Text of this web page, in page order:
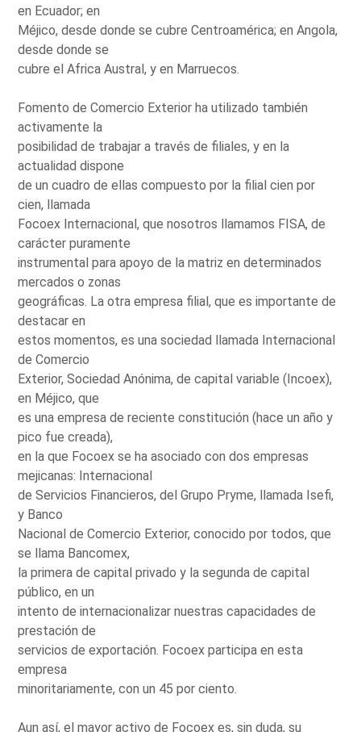
en Ecuador; en
Méjico, desde donde se cubre Centroamérica; en Angola,
desde donde se
cubre el Africa Austral, y en Marruecos.
Fomento de Comercio Exterior ha utilizado también
activamente la
posibilidad de trabajar a través de filiales, y en la
actualidad dispone
de un cuadro de ellas compuesto por la filial cien por
cien, llamada
Focoex Internacional, que nosotros llamamos FISA, de
carácter puramente
instrumental para apoyo de la matriz en determinados
mercados o zonas
geográficas. La otra empresa filial, que es importante de
destacar en
estos momentos, es una sociedad llamada Internacional
de Comercio
Exterior, Sociedad Anónima, de capital variable (Incoex),
en Méjico, que
es una empresa de reciente constitución (hace un año y
pico fue creada),
en la que Focoex se ha asociado con dos empresas
mejicanas: Internacional
de Servicios Financieros, del Grupo Pryme, llamada Isefi,
y Banco
Nacional de Comercio Exterior, conocido por todos, que
se llama Bancomex,
la primera de capital privado y la segunda de capital
público, en un
intento de internacionalizar nuestras capacidades de
prestación de
servicios de exportación. Focoex participa en esta
empresa
minoritariamente, con un 45 por ciento.
Aun así, el mayor activo de Focoex es, sin duda, su